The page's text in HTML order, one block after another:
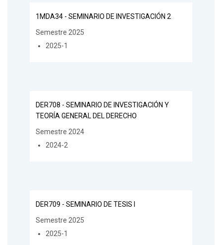
1MDA34 - SEMINARIO DE INVESTIGACIÓN 2
Semestre 2025
2025-1
DER708 - SEMINARIO DE INVESTIGACIÓN Y
TEORÍA GENERAL DEL DERECHO
Semestre 2024
2024-2
DER709 - SEMINARIO DE TESIS I
Semestre 2025
2025-1